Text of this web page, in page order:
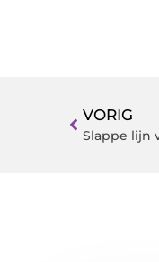
VORIG
Slappe lijn